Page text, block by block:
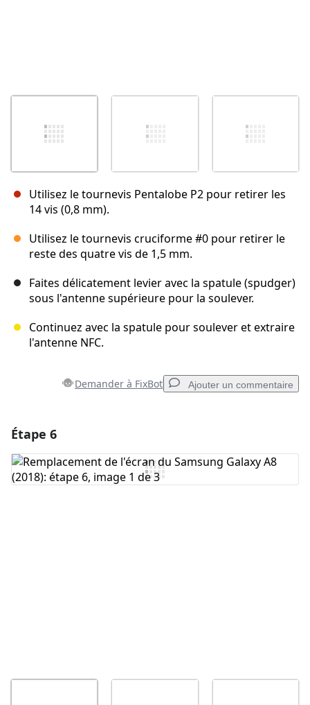
Utilisez le tournevis Pentalobe P2 pour retirer les
14 vis (0,8 mm).
Utilisez le tournevis cruciforme #0 pour retirer le
reste des quatre vis de 1,5 mm.
Faites délicatement levier avec la spatule (spudger)
sous l'antenne supérieure pour la soulever.
Continuez avec la spatule pour soulever et extraire
l'antenne NFC.
Demander à FixBot Ajouter un commentaire
Ajouter un commentaire
Étape 6